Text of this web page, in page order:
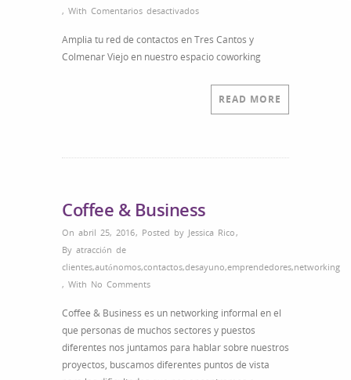
, With Comentarios desactivadosen
&
Business
Desayuno
con
Amplia tu red de contactos en Tres Cantos y
Colmenar Viejo en nuestro espacio coworking
READ MORE
Coffee & Business
On abril 25, 2016, Posted by Jessica Rico,
By atracción de
clientes,autónomos,contactos,desayuno,emprendedores,networking
, With No Comments
Coffee & Business es un networking informal en el
que personas de muchos sectores y puestos
diferentes nos juntamos para hablar sobre nuestros
proyectos, buscamos diferentes puntos de vista